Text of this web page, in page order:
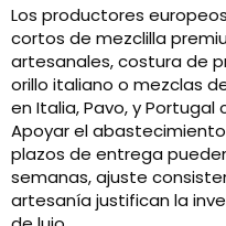
Los productores
cortos de mezclilla
artesanales, costura de
orillo italiano o mezclas
en Italia, Pavo, y Portugal
Apoyar el
plazos de entrega
semanas, ajuste
artesanía justifican la